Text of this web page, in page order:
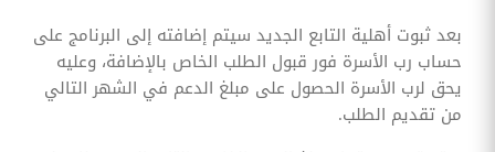
بعد ثبوت أهلية التابع الجديد سيتم إضافته إلى البرنامج على
حساب رب الأسرة فور قبول الطلب الخاص بالإضافة، وعليه
يحق لرب الأسرة الحصول على مبلغ الدعم في الشهر التالي
من تقديم الطلب.